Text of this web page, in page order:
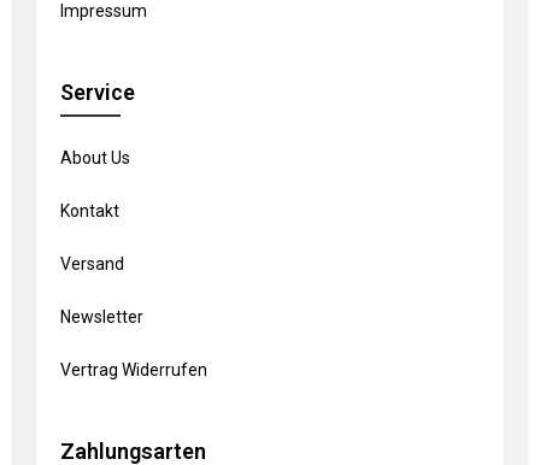
Impressum
Service
About Us
Kontakt
Versand
Newsletter
Vertrag Widerrufen
Zahlungsarten